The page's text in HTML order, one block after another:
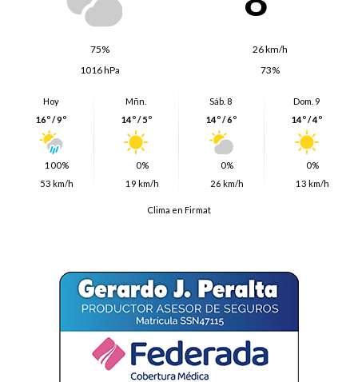
75%
26 km/h
1016 hPa
73%
Hoy
16º / 9º
100%
53 km/h
Mñn.
14º / 5º
0%
19 km/h
Sáb. 8
14º / 6º
0%
26 km/h
Dom. 9
14º / 4º
0%
13 km/h
Clima en Firmat